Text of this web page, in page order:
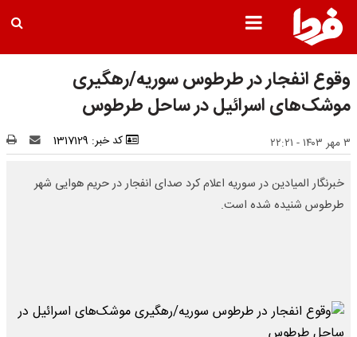
وقوع انفجار در طرطوس سوریه/رهگیری
موشک‌های اسرائیل در ساحل طرطوس
۳ مهر ۱۴۰۳ - ۲۲:۲۱ کد خبر: 1317129
خبرنگار المیادین در سوریه اعلام کرد صدای انفجار در حریم هوایی شهر
طرطوس شنیده شده است.